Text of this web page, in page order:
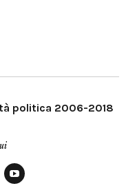
politica 2006-2018